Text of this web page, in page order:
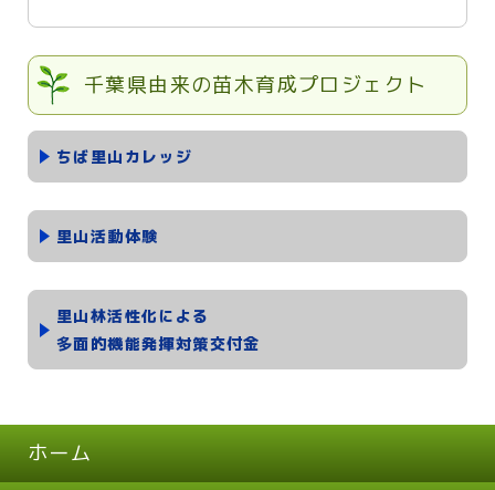
千葉県由来の苗木育成プロジェクト
ちば里山カレッジ
里山活動体験
里山林活性化による
多面的機能発揮対策交付金
ホーム